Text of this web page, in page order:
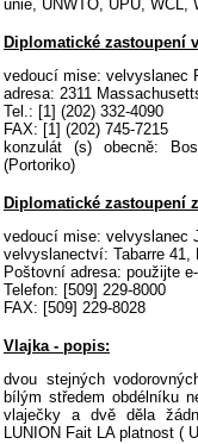
unie, UNWTO, UPU, WCL,
Diplomatické zastoupení
vedoucí mise: velvyslanec
adresa: 2311
Tel.: [1] (202) 332-4090
FAX: [1] (202) 745-7215
konzulát (s) obecně:
(Portoriko)
Diplomatické zastoupení
vedoucí mise: velvyslanec
velvyslanectví: Tabarre 41,
Poštovní adresa: použijte
Telefon: [509] 229-8000
FAX: [509] 229-8028
Vlajka - popis:
dvou stejných
bílým středem obdélníku
vlaječky a dvě děla
LUNION Fait LA platnost (